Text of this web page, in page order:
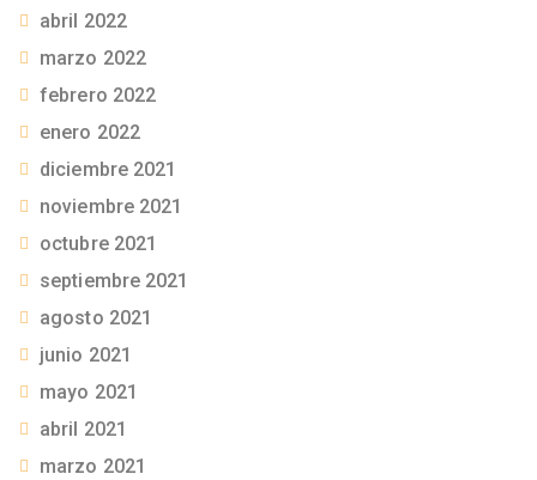
abril 2022
marzo 2022
febrero 2022
enero 2022
diciembre 2021
noviembre 2021
octubre 2021
septiembre 2021
agosto 2021
junio 2021
mayo 2021
abril 2021
marzo 2021